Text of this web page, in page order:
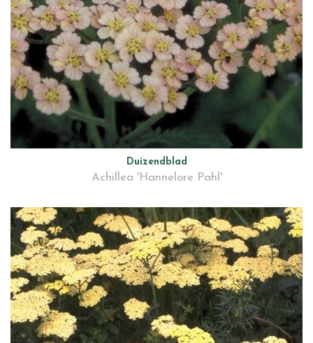
Duizendblad
Achillea 'Hannelore Pahl'